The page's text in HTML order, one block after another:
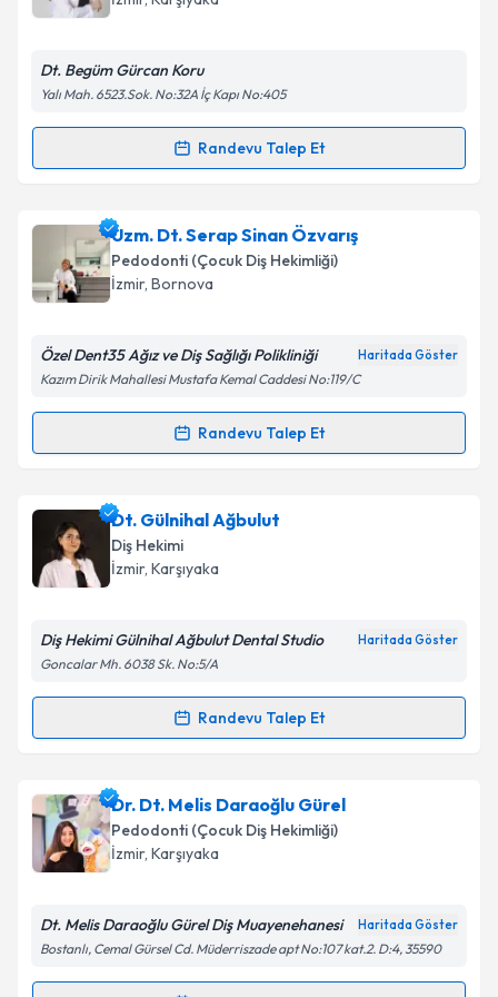
Kişisel verilerimin işlenmesine ilişkin
Metni'ni okudum ve kişisel verilerimin belirtilen
Takvim Talebini Gönder
Dt. Begüm Gürcan Koru
Yalı Mah. 6523.Sok. No:32A İç Kapı No:405
Randevu Talep Et
Randevu Takvimi Talebi
Dt. Begüm Gürcan Koruiçin randevu takvimi talebi
oluşturun. Size bu uzmandan randevu almanız için bir
takvim hazırlandığında e-posta ile bilgilendireceğiz.
Kişisel verilerimin işlenmesine ilişkin
Metni'ni okudum ve kişisel verilerimin belirtilen
Takvim Talebini Gönder
Uzm. Dt. Serap Sinan Özvarış
Pedodonti (Çocuk Diş Hekimliği)
İzmir, Bornova
Özel Dent35 Ağız ve Diş Sağlığı Polikliniği Haritada Göster
Kazım Dirik Mahallesi Mustafa Kemal Caddesi No:119/C
Randevu Talep Et
Randevu Takvimi Talebi
Uzm. Dt. Serap Sinan Özvarış
talebi oluşturun. Size bu uzmandan randevu almanız
için bir takvim hazırlandığında e-posta ile
bilgilendireceğiz.
Kişisel verilerimin işlenmesine ilişkinAydınlatma
kapsamda işlenmesini kabul ediyorum.
Takvim Talebini Gönder
Dt. Gülnihal Ağbulut
Diş Hekimi
İzmir, Karşıyaka
Diş Hekimi Gülnihal Ağbulut Dental Studio Haritada Göster
Goncalar Mh. 6038 Sk. No:5/A
Randevu Talep Et
Randevu Takvimi Talebi
Dt. Gülnihal Ağbulutiçin randevu takvimi talebi
oluşturun. Size bu uzmandan randevu almanız için bir
takvim hazırlandığında e-posta ile bilgilendireceğiz.
Dr. Dt. Melis Daraoğlu Gürel
Pedodonti (Çocuk Diş Hekimliği)
İzmir, Karşıyaka
Dt. Melis Daraoğlu Gürel Diş Muayenehanesi Haritada Göster
Bostanlı, Cemal Gürsel Cd. Müderriszade apt No:107 kat.2. D:4, 35590